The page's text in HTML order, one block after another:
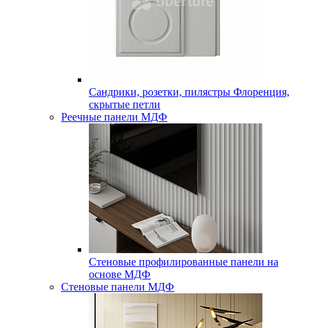
Сандрики, розетки, пилястры Флоренция,
скрытые петли
Реечные панели МДФ
Стеновые профилированные панели на
основе МДФ
Стеновые панели МДФ